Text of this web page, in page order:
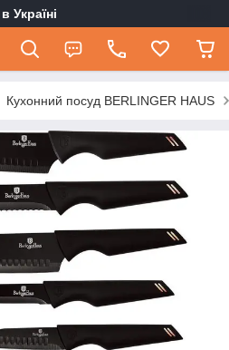
Україні
Кухонний посуд BERLINGER HAUS